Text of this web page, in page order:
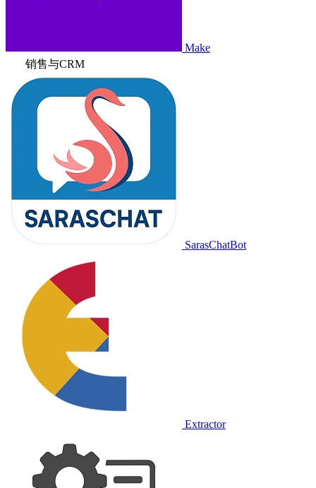
Make
销售与CRM
SarasChatBot
Extractor